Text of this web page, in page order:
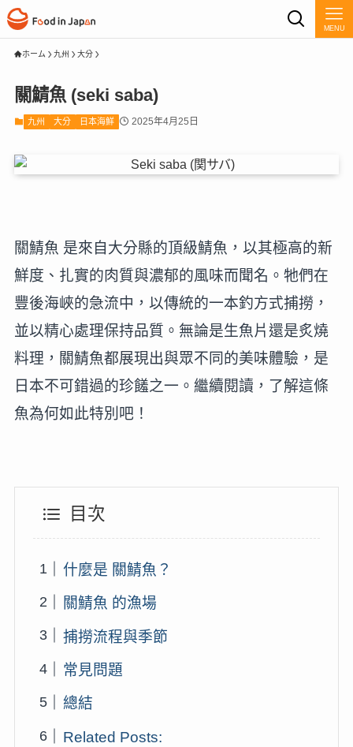
MENU
ホーム 九州 大分
關鯖魚 (seki saba)
九州 大分 日本海鮮 2025年4月25日
關鯖魚 是來自大分縣的頂級鯖魚，以其極高的新
鮮度、扎實的肉質與濃郁的風味而聞名。牠們在
豐後海峽的急流中，以傳統的一本釣方式捕撈，
並以精心處理保持品質。無論是生魚片還是炙燒
料理，關鯖魚都展現出與眾不同的美味體驗，是
日本不可錯過的珍饈之一。繼續閱讀，了解這條
魚為何如此特別吧！
目次
什麼是 關鯖魚？
關鯖魚 的漁場
捕撈流程與季節
常見問題
總結
Related Posts: